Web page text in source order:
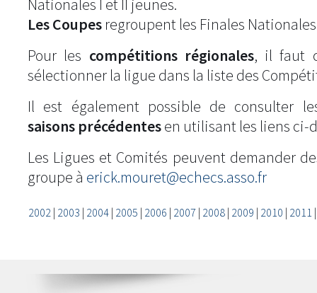
Nationales I et II jeunes.
Les Coupes regroupent les Finales
Pour les compétitions régionales, il faut
sélectionner la ligue dans la liste des
Il est également possible de consulter
saisons précédentesen utilisant les liens ci-
Les Ligues et Comités peuvent demander
groupe à erick.mouret@echecs.asso.fr
2002| 2003 | 2004| 2005 | 2006 | 2007 | 2008| 2009 | 2010 | 2011